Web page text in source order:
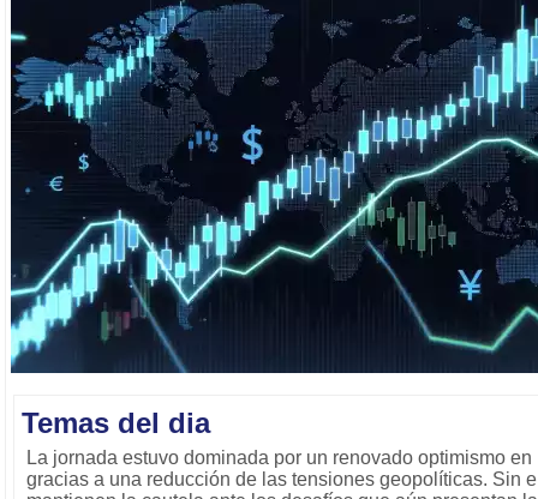
Temas del dia
La jornada estuvo dominada por un renovado optimismo
gracias a una reducción de las tensiones geopolíticas. Sin